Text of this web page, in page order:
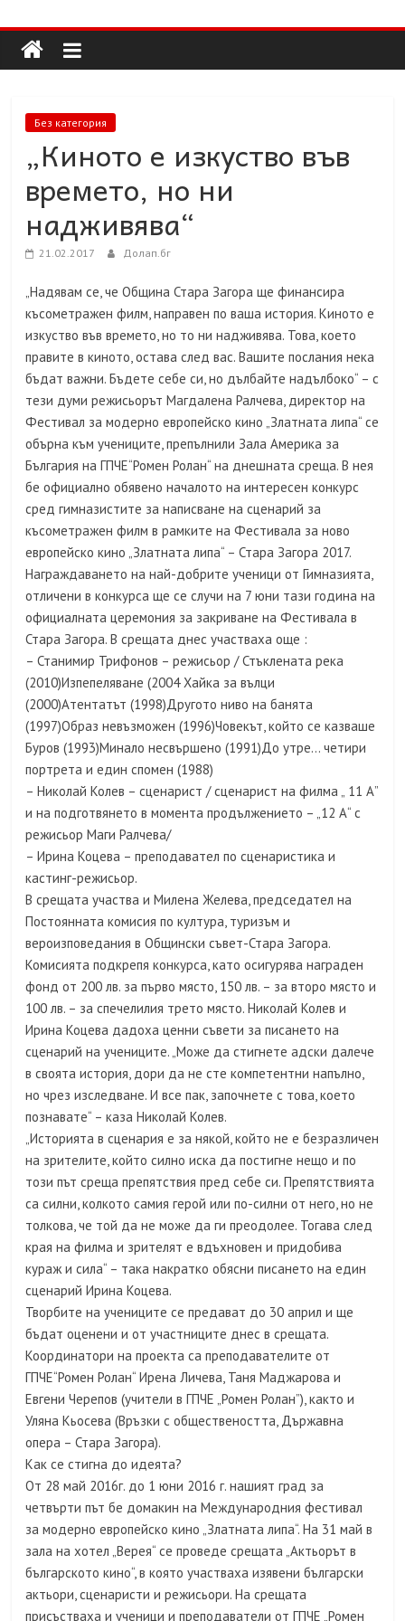
to
content
Долап
БГ
култура|
пътешествия|
мода|
събития|
кухня|
реклама|
Без категория
„Киното е изкуство във
времето, но ни
надживява“
21.02.2017 Долап.бг
„Надявам се, че Община Стара Загора ще финансира
късометражен филм, направен по ваша история. Киното е
изкуство във времето, но то ни надживява. Това, което
правите в киното, остава след вас. Вашите послания нека
бъдат важни. Бъдете себе си, но дълбайте надълбоко“ – с
тези думи режисьорът Магдалена Ралчева, директор на
Фестивал за модерно европейско кино „Златната липа“ се
обърна към учениците, препълнили Зала Америка за
България на ГПЧЕ“Ромен Ролан“ на днешната среща. В нея
бе официално обявено началото на интересен конкурс
сред гимназистите за написване на сценарий за
късометражен филм в рамките на Фестивала за ново
европейско кино „Златната липа“ – Стара Загора 2017.
Награждаването на най-добрите ученици от Гимназията,
отличени в конкурса ще се случи на 7 юни тази година на
официалната церемония за закриване на Фестивала в
Стара Загора. В срещата днес участваха още :
– Станимир Трифонов – режисьор / Стъклената река
(2010)Изпепеляване (2004 Хайка за вълци
(2000)Атентатът (1998)Другото ниво на банята
(1997)Образ невъзможен (1996)Човекът, който се казваше
Буров (1993)Минало несвършено (1991)До утре… четири
портрета и един спомен (1988)
– Николай Колев – сценарист / сценарист на филма „ 11 А”
и на подготвянето в момента продължението – „12 А“ с
режисьор Маги Ралчева/
– Ирина Коцева – преподавател по сценаристика и
кастинг-режисьор.
В срещата участва и Милена Желева, председател на
Постоянната комисия по култура, туризъм и
вероизповедания в Общински съвет-Стара Загора.
Комисията подкрепя конкурса, като осигурява награден
фонд от 200 лв. за първо място, 150 лв. – за второ място и
100 лв. – за спечелилия трето място. Николай Колев и
Ирина Коцева дадоха ценни съвети за писането на
сценарий на учениците. „Може да стигнете адски далече
в своята история, дори да не сте компетентни напълно,
но чрез изследване. И все пак, започнете с това, което
познавате“ – каза Николай Колев.
„Историята в сценария е за някой, който не е безразличен
на зрителите, който силно иска да постигне нещо и по
този път среща препятствия пред себе си. Препятствията
са силни, колкото самия герой или по-силни от него, но не
толкова, че той да не може да ги преодолее. Тогава след
края на филма и зрителят е вдъхновен и придобива
кураж и сила“ – така накратко обясни писането на един
сценарий Ирина Коцева.
Творбите на учениците се предават до 30 април и ще
бъдат оценени и от участниците днес в срещата.
Координатори на проекта са преподавателите от
ГПЧЕ“Ромен Ролан“ Ирена Личева, Таня Маджарова и
Евгени Черепов (учители в ГПЧЕ „Ромен Ролан”), както и
Уляна Кьосева (Връзки с обществеността, Държавна
опера – Стара Загора).
Как се стигна до идеята?
От 28 май 2016г. до 1 юни 2016 г. нашият град за
четвърти път бе домакин на Международния фестивал
за модерно европейско кино „Златната липа“. На 31 май в
зала на хотел „Верея“ се проведе срещата „Актьорът в
българското кино“, в която участваха изявени български
актьори, сценаристи и режисьори. На срещата
присъстваха и ученици и преподаватели от ГПЧЕ „Ромен